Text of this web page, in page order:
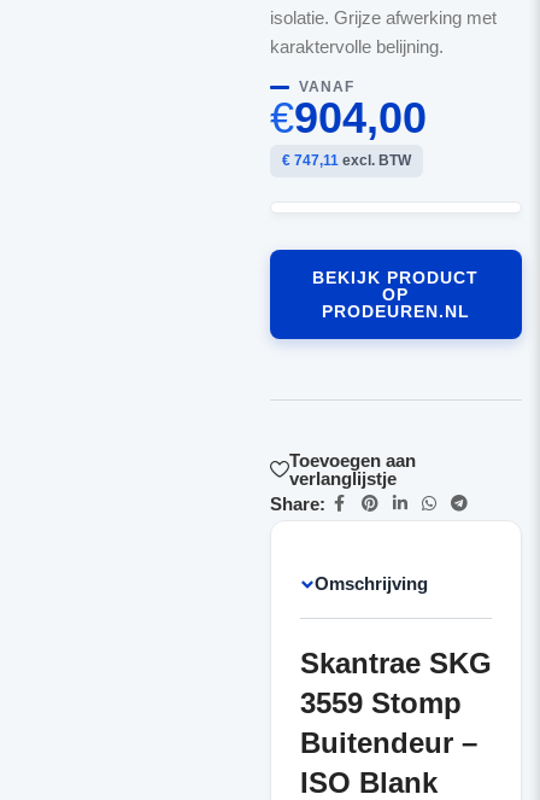
isolatie. Grijze afwerking met
karaktervolle belijning.
VANAF
€904,00
€ 747,11excl. BTW
BEKIJK PRODUCT
OP
PRODEUREN.NL
Toevoegen aan
verlanglijstje
Share:
Omschrijving
Skantrae SKG
3559 Stomp
Buitendeur –
ISO Blank